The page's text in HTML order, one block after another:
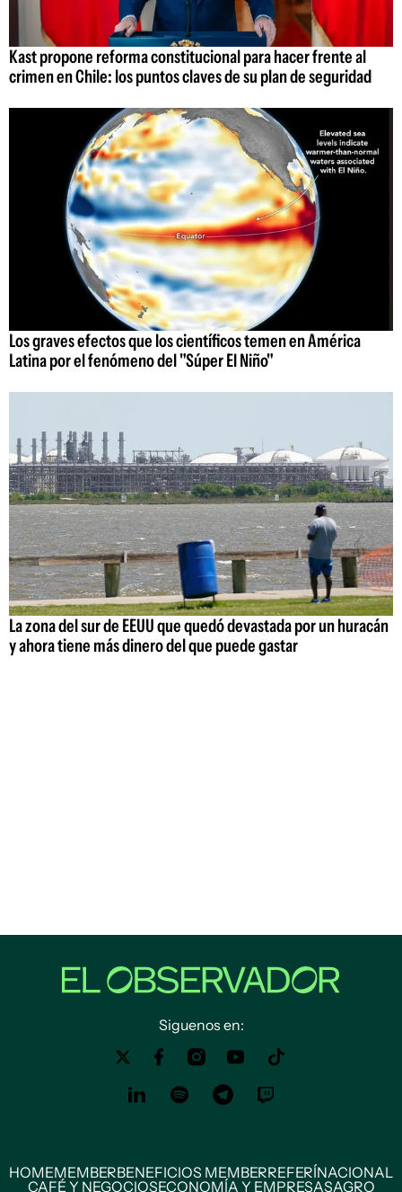
Kast propone reforma constitucional para hacer frente al
crimen en Chile: los puntos claves de su plan de seguridad
Los graves efectos que los científicos temen en América
Latina por el fenómeno del "Súper El Niño"
La zona del sur de EEUU que quedó devastada por un huracán
y ahora tiene más dinero del que puede gastar
Siguenos en:
HOMEMEMBERBENEFICIOS MEMBERREFERÍNACIONAL
CAFÉ Y NEGOCIOSECONOMÍA Y EMPRESASAGRO